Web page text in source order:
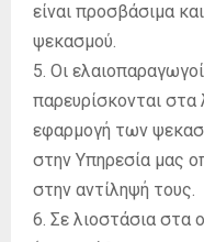
είναι προσβάσιμα
ψεκασμού.
5. Οι
παρευρίσκονται στα
εφαρμογή των
στην Υπηρεσία μας
στην αντίληψή τους.
6. Σε λιοστάσια στα